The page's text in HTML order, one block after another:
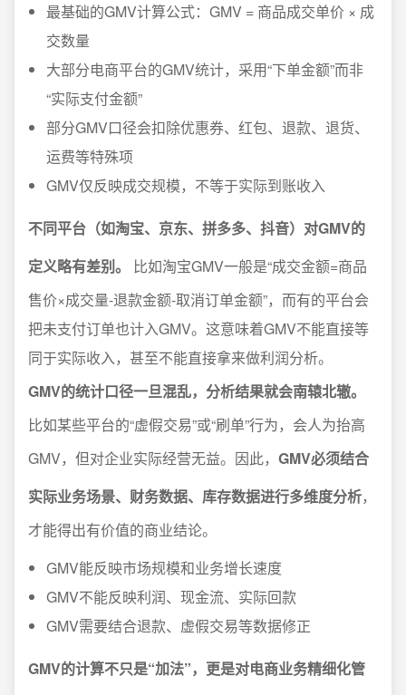
最基础的GMV计算公式：GMV = 商品成交单价 × 成
交数量
大部分电商平台的GMV统计，采用“下单金额”而非
“实际支付金额”
部分GMV口径会扣除优惠券、红包、退款、退货、
运费等特殊项
GMV仅反映成交规模，不等于实际到账收入
不同平台（如淘宝、京东、拼多多、抖音）对GMV的
定义略有差别。
比如淘宝GMV一般是“成交金额=商品
售价×成交量-退款金额-取消订单金额”，而有的平台会
把未支付订单也计入GMV。这意味着GMV不能直接等
同于实际收入，甚至不能直接拿来做利润分析。
GMV的统计口径一旦混乱，分析结果就会南辕北辙。
比如某些平台的“虚假交易”或“刷单”行为，会人为抬高
GMV，但对企业实际经营无益。因此， GMV必须结合
实际业务场景、财务数据、库存数据进行多维度分析，
才能得出有价值的商业结论。
GMV能反映市场规模和业务增长速度
GMV不能反映利润、现金流、实际回款
GMV需要结合退款、虚假交易等数据修正
GMV的计算不只是“加法”，更是对电商业务精细化管